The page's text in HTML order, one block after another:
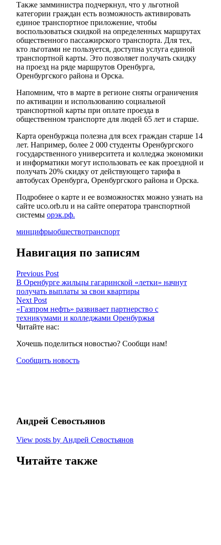
Также замминистра подчеркнул, что у льготной
категории граждан есть возможность активировать
единое транспортное приложение, чтобы
воспользоваться скидкой на определенных маршрутах
общественного пассажирского транспорта. Для тех,
кто льготами не пользуется, доступна услуга единой
транспортной карты. Это позволяет получать скидку
на проезд на ряде маршрутов Оренбурга,
Оренбургского района и Орска.
Напомним, что в марте в регионе сняты ограничения
по активации и использованию социальной
транспортной карты при оплате проезда в
общественном транспорте для людей 65 лет и старше.
Карта оренбуржца полезна для всех граждан старше 14
лет. Например, более 2 000 студенты Оренбургского
государственного университета и колледжа экономики
и информатики могут использовать ее как проездной и
получать 20% скидку от действующего тарифа в
автобусах Оренбурга, Оренбургского района и Орска.
Подробнее о карте и ее возможностях можно узнать на
сайте uco.orb.ru и на сайте оператора транспортной
системы орэк.рф.
минцифрыобществотранспорт
Навигация по записям
Previous Post
В Оренбурге жильцы гагаринской «летки» начнут
получать выплаты за свои квартиры
Next Post
«Газпром нефть» развивает партнерство с
техникумами и колледжами Оренбуржья
Читайте нас:
Хочешь поделиться новостью? Сообщи нам!
Сообщить новость
Андрей Севостьянов
View posts by Андрей Севостьянов
Читайте также